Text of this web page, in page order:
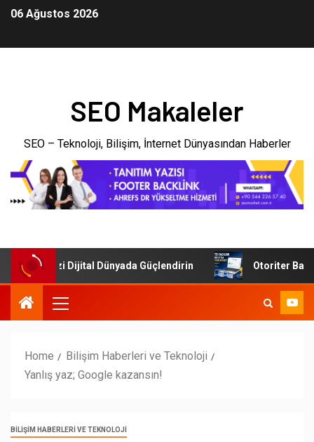
06 Ağustos 2026
SEO Makaleler
SEO – Teknoloji, Bilişim, İnternet Dünyasından Haberler
Dijital Dünyada Güçlendirin Otoriter Backlink
Home
Bilişim Haberleri ve Teknoloji
Yanlış yaz; Google kazansın!
BILIŞIM HABERLERI VE TEKNOLOJI